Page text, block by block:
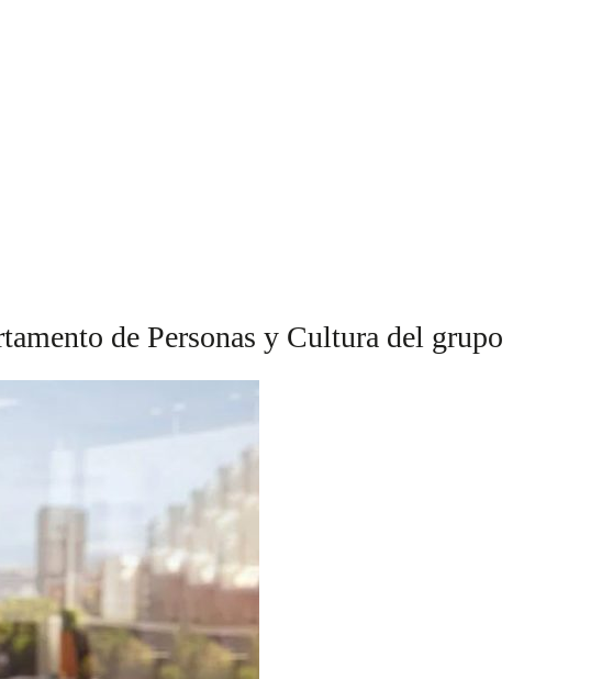
de Personas y Cultura del grupo